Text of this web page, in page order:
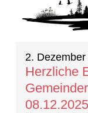
2.
Herzliche